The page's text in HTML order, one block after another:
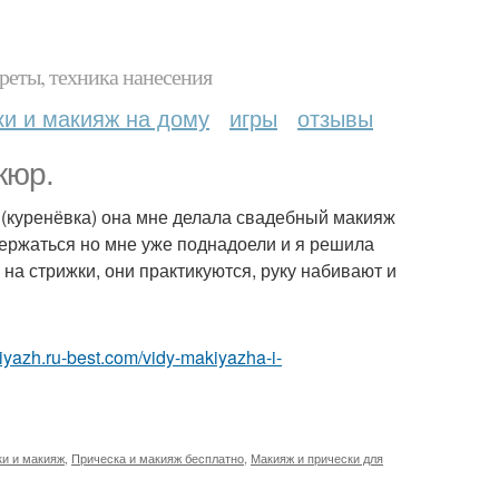
техника нанесения
и макияж на дому игры отзывы
она мне делала свадебный макияж
но мне уже поднадоели и я решила
стрижки, они практикуются, руку набивают и
best.com/vidy-makiyazha-i-
и макияж Прическа и макияж бесплатно Макияж и прически для